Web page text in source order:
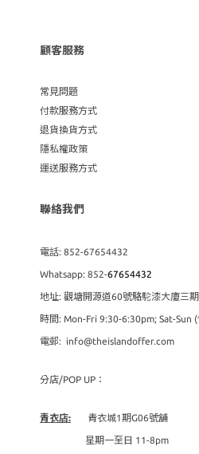
顧客服務
常見問題
付款服務方式
退貨換貨方式
隱私權政策
運送服務方式
聯絡我們
電話: 852-67654432
Whatsapp: 852-67654432
地址: 觀塘開源道60號駱駝漆大廈三
時間: Mon-Fri 9:30-6:30pm; Sat-Sun
電郵: info@theislandoffer.com
分店/POP UP：
青衣店: 青衣城1期G06號舖
星期一至日 11-8pm